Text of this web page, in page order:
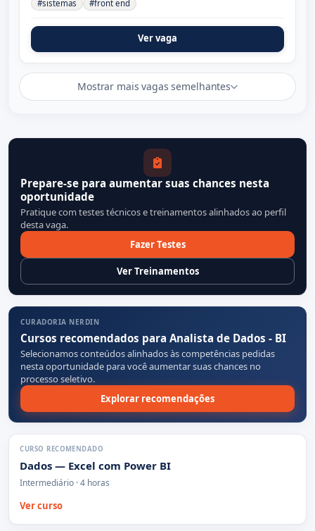
#sistemas #front end
Ver vaga
Mostrar mais vagas semelhantes
Prepare-se para aumentar suas chances nesta
oportunidade
Pratique com testes técnicos e treinamentos alinhados ao perfil
desta vaga.
Fazer Testes
Ver Treinamentos
CURADORIA NERDIN
Cursos recomendados para Analista de Dados - BI
Selecionamos conteúdos alinhados às competências pedidas
nesta oportunidade para você aumentar suas chances no
processo seletivo.
Explorar recomendações
CURSO RECOMENDADO
Dados — Excel com Power BI
Intermediário · 4 horas
Ver curso